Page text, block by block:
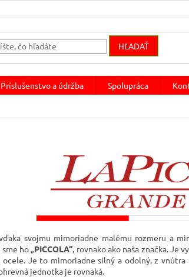
HĽADAŤ
Príslušenstvo a údržba Spolupráca
svojmu mimoriadne malému rozmeru a
ho „PICCOLA“, rovnako ako naša značka. Je
Je to mimoriadne silný a odolný, z
jednotka je rovnaká.